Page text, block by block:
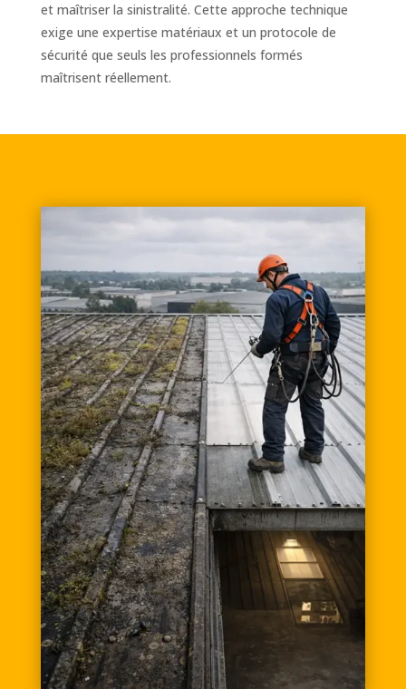
et maîtriser la sinistralité. Cette approche technique
exige une expertise matériaux et un protocole de
sécurité que seuls les professionnels formés
maîtrisent réellement.